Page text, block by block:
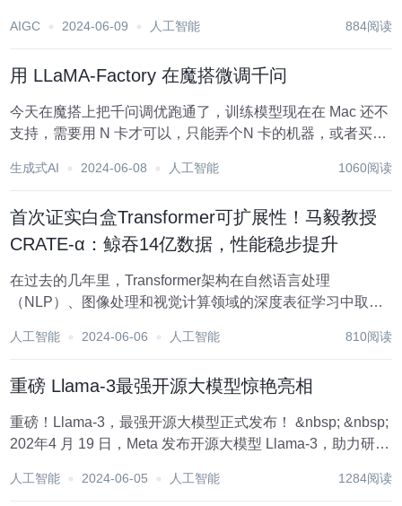
AIGC 2024-06-09 人工智能 884阅读
用 LLaMA-Factory 在魔搭微调千问
今天在魔搭上把千问调优跑通了，训练模型现在在 Mac 还不
支持，需要用 N 卡才可以，只能弄个N 卡的机器，或者买个
候会自动停止。 注册账号 直接手机号注册就可以. 找到对应
生成式AI 2024-06-08 人工智能 1060阅读
首次证实白盒Transformer可扩展性！马毅教授
CRATE-α：鲸吞14亿数据，性能稳步提升
在过去的几年里，Transformer架构在自然语言处理
（NLP）、图像处理和视觉计算领域的深度表征学习中取得
Transformer架构及其众多变体在实践中取得了巨大成功，但
人工智能 2024-06-06 人工智能 810阅读
重磅 Llama-3最强开源大模型惊艳亮相
重磅！Llama-3，最强开源大模型正式发布！ &nbsp; &nbsp;
202年4 月 19 日，Meta 发布开源大模型 Llama-3，助力研究
推出，拥有80亿...
人工智能 2024-06-05 人工智能 1284阅读